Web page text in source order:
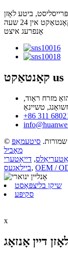
ביטע לאָזן
אָנפרעג איצט
קאָנטאַקט us
גאַרדאַן פּלאַזאַ, נאָ.243 יוהואַ מזרח ראָוד,
+86 311
סיטעמאַפּ
מאָביל
, דייאַטערי
ביילאגעס, OEM /
שיקן בליצפּאָסט
סקיפּע
x